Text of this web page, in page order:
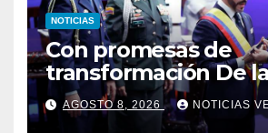
NOTICIAS
Con promesas de
transformación De
Espriella jura como
presidente de
AGOSTO 8, 2026 NOTICIAS